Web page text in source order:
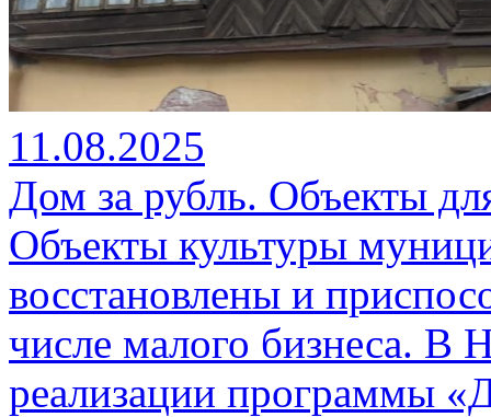
11.08.2025
Дом за рубль. Объекты
Объекты культуры
восстановлены и
числе малого бизнеса. В
реализации программы